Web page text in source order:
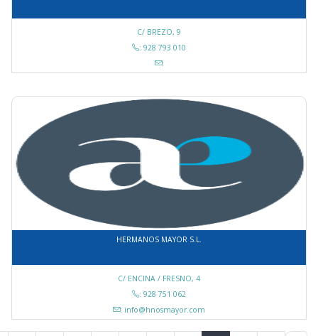
C/ BREZO, 9
: 928 793 010
:
HERMANOS MAYOR S.L.
C/ ENCINA / FRESNO, 4
: 928 751 062
: info@hnosmayor.com